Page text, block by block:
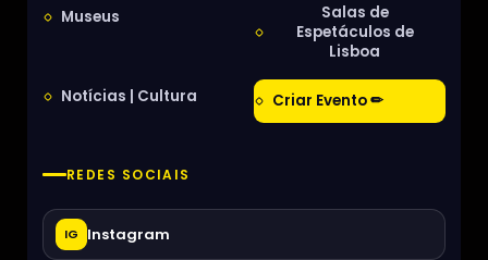
Museus
Salas de
Espetáculos de
Lisboa
Notícias | Cultura Criar Evento ✏
REDES SOCIAIS
IG Instagram